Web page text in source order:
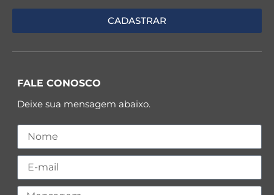
FALE CONOSCO
Deixe sua mensagem abaixo.